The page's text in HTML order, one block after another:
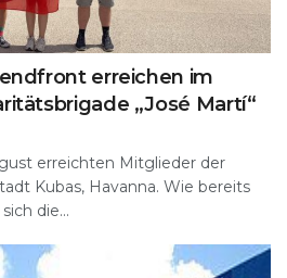
erreichen im
„José Martí“
erreichten Mitglieder der
Kubas, Havanna. Wie bereits
die...